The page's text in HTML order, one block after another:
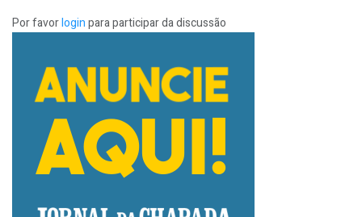
Por favorloginpara participar da discussão